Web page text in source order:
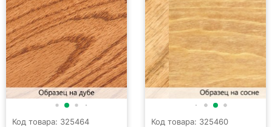
Код товара: 325464 Код товара: 325460